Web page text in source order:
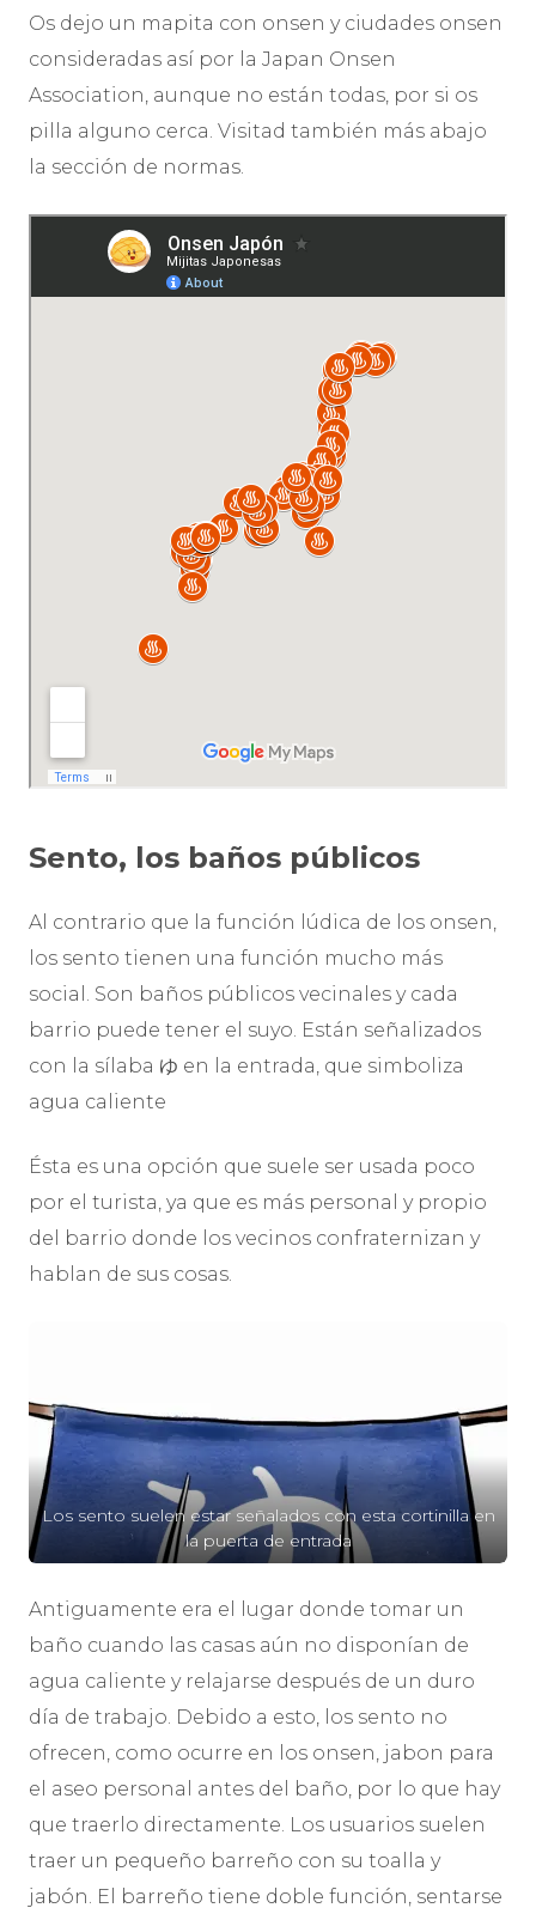
Os dejo un mapita con onsen y ciudades onsen
consideradas así por la Japan Onsen
Association, aunque no están todas, por si os
pilla alguno cerca. Visitad también más abajo
la sección de normas.
Sento, los baños públicos
Al contrario que la función lúdica de los onsen,
los sento tienen una función mucho más
social. Son baños públicos vecinales y cada
barrio puede tener el suyo. Están señalizados
con la sílaba ゆ en la entrada, que simboliza
agua caliente
Ésta es una opción que suele ser usada poco
por el turista, ya que es más personal y propio
del barrio donde los vecinos confraternizan y
hablan de sus cosas.
Los sento suelen estar señalados con esta cortinilla en
la puerta de entrada
Antiguamente era el lugar donde tomar un
baño cuando las casas aún no disponían de
agua caliente y relajarse después de un duro
día de trabajo. Debido a esto, los sento no
ofrecen, como ocurre en los onsen, jabon para
el aseo personal antes del baño, por lo que hay
que traerlo directamente. Los usuarios suelen
traer un pequeño barreño con su toalla y
jabón. El barreño tiene doble función, sentarse